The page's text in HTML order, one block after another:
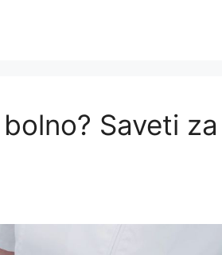
Saveti za